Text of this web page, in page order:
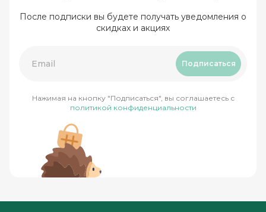
После подписки вы будете получать уведомления о
скидках и акциях
Подписаться
Нажимая на кнопку "Подписаться", вы соглашаетесь с
политикой конфиденциальности